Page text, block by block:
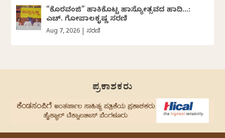
“ಕೊರವಂಜಿ” ಹಾಕಿಕೊಟ್ಟ ಹಾಸ್ಯೋತ್ಸವದ ಹಾದಿ…:
ಎಚ್. ಗೋಪಾಲಕೃಷ್ಣ ಸರಣಿ
Aug 7, 2026 ಸರಣಿ
ಪ್ರಕಾಶಕರು